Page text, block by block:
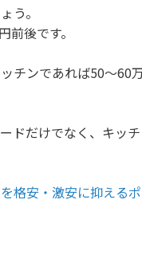
う。
後です。
チンであれば50〜60
ドだけでなく、キッ
格安・激安に抑える